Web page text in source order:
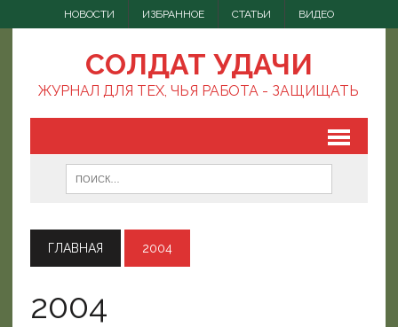
НОВОСТИ ИЗБРАННОЕ СТАТЬИ ВИДЕО
СОЛДАТ УДАЧИ
ЖУРНАЛ ДЛЯ ТЕХ, ЧЬЯ РАБОТА - ЗАЩИЩАТЬ
ГЛАВНАЯ 2004
2004